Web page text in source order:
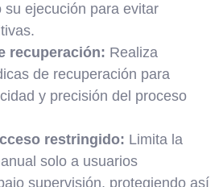
su ejecución para evitar
recuperación: Realiza
de recuperación para
y precisión del proceso
restringido: Limita la
solo a usuarios
supervisión, protegiendo así